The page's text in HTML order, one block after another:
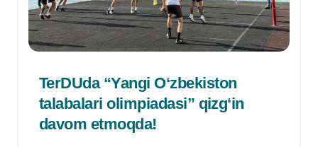
TerDUda “Yangi O‘zbekiston
talabalari olimpiadasi” qizg‘in
davom etmoqda!